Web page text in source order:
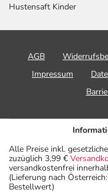
Hustensaft Kinder
AGB
Impressum
Alle Preise inkl.
zuzüglich 3,99 €
versandkostenfrei
(Lieferung nach
Bestellwert)